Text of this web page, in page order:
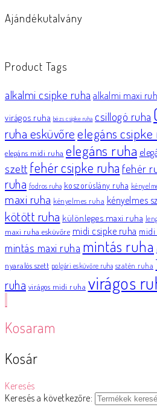
Ajándékutalvány
Product Tags
alkalmi csipke ruha alkalmi maxi
virágos ruha bézs csipke ruha csillogó ruha
ruha esküvőreelegáns csipke
elegáns midi ruha elegáns ruha
szett fehér csipke ruha fehér
ruha fodros ruha koszorúslány ruha
maxi ruha kényelmes ruha kényelmes
kötött ruha különleges maxi ruha
maxi ruha esküvőre midi csipke ruha midi
mintás maxi ruha mintás ruha
nyaralós szett polgári esküvőre ruha szatén ruha
ruha virágos midi ruha virágos
Kosaram
Kosár
Keresés
Keresés a következőre: